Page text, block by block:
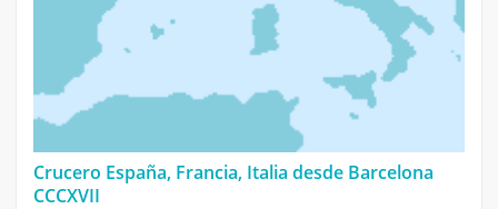
Crucero España, Francia, Italia desde Barcelona
CCCXVII